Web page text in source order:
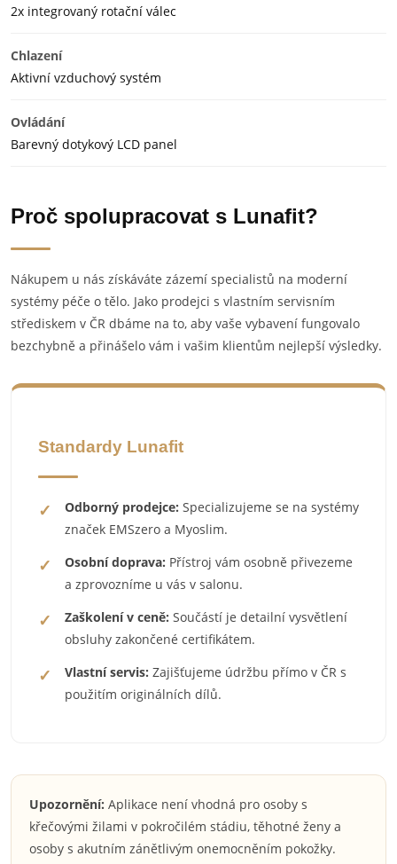
2x integrovaný rotační válec
Chlazení
Aktivní vzduchový systém
Ovládání
Barevný dotykový LCD panel
Proč spolupracovat s Lunafit?
Nákupem u nás získáváte zázemí specialistů na moderní
systémy péče o tělo. Jako prodejci s vlastním servisním
střediskem v ČR dbáme na to, aby vaše vybavení fungovalo
bezchybně a přinášelo vám i vašim klientům nejlepší výsledky.
Standardy Lunafit
Odborný prodejce: Specializujeme se na systémy
značek EMSzero a Myoslim.
Osobní doprava: Přístroj vám osobně přivezeme
a zprovozníme u vás v salonu.
Zaškolení v ceně: Součástí je detailní vysvětlení
obsluhy zakončené certifikátem.
Vlastní servis: Zajišťujeme údržbu přímo v ČR s
použitím originálních dílů.
Upozornění: Aplikace není vhodná pro osoby s
křečovými žilami v pokročilém stádiu, těhotné ženy a
osoby s akutním zánětlivým onemocněním pokožky.